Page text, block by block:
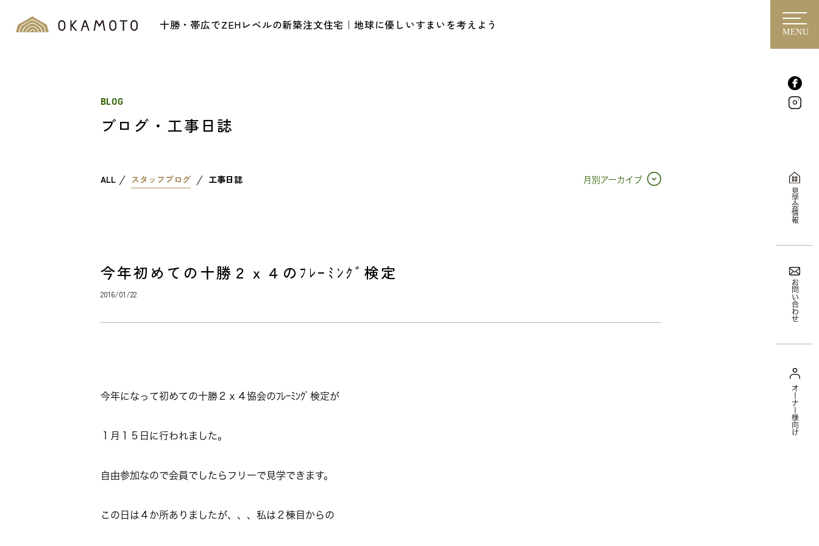
十勝・帯広でZEHレベルの新築注文住宅｜地球に優しいすまいを考えよう
MENU
見学会情報
お問い合わせ
オーナー様向け
BLOG
ブログ・工事日誌
ALL スタッフブログ 工事日誌 月別アーカイブ
今年初めての十勝２ｘ４のﾌﾚｰﾐﾝｸﾞ検定
2016/01/22
今年になって初めての十勝２ｘ４協会のﾌﾚｰﾐﾝｸﾞ検定が
１月１５日に行われました。
自由参加なので会員でしたらフリーで見学できます。
この日は４か所ありましたが、、、私は２棟目からの